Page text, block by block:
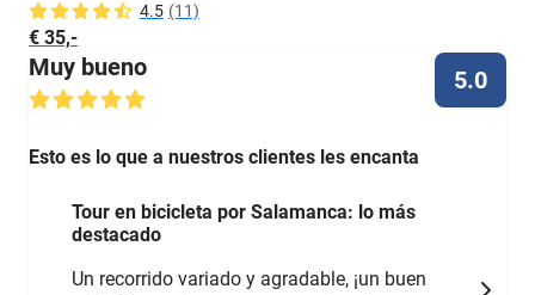
4.5 (11)
€ 35,-
Muy bueno 5.0
Esto es lo que a nuestros clientes les encanta
Tour en bicicleta por Salamanca: lo más
destacado
Un recorrido variado y agradable, ¡un buen